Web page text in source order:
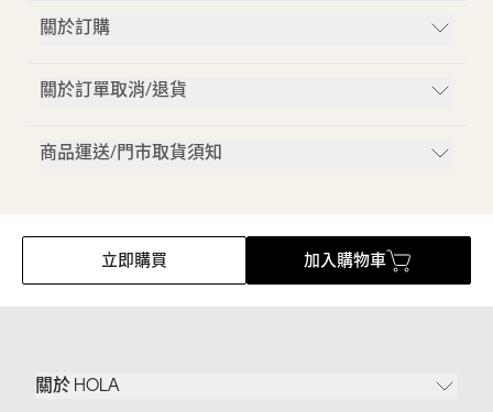
關於訂購
關於訂單取消/退貨
商品運送/門市取貨須知
立即購買 加入購物車
關於 HOLA